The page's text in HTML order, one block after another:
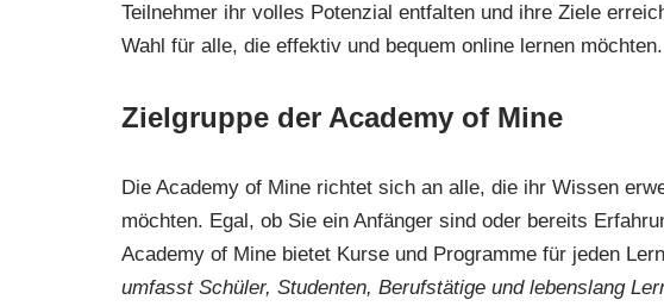
Teilnehmer ihr volles Potenzial entfalten und ihre Ziele
Wahl für alle, die effektiv und bequem online lernen möchten.
Zielgruppe der Academy of Mine
Die Academy of Mine richtet sich an alle, die ihr Wissen
möchten. Egal, ob Sie ein Anfänger sind oder bereits
Academy of Mine bietet Kurse und Programme für jeden
umfasst Schüler, Studenten, Berufstätige und lebenslang